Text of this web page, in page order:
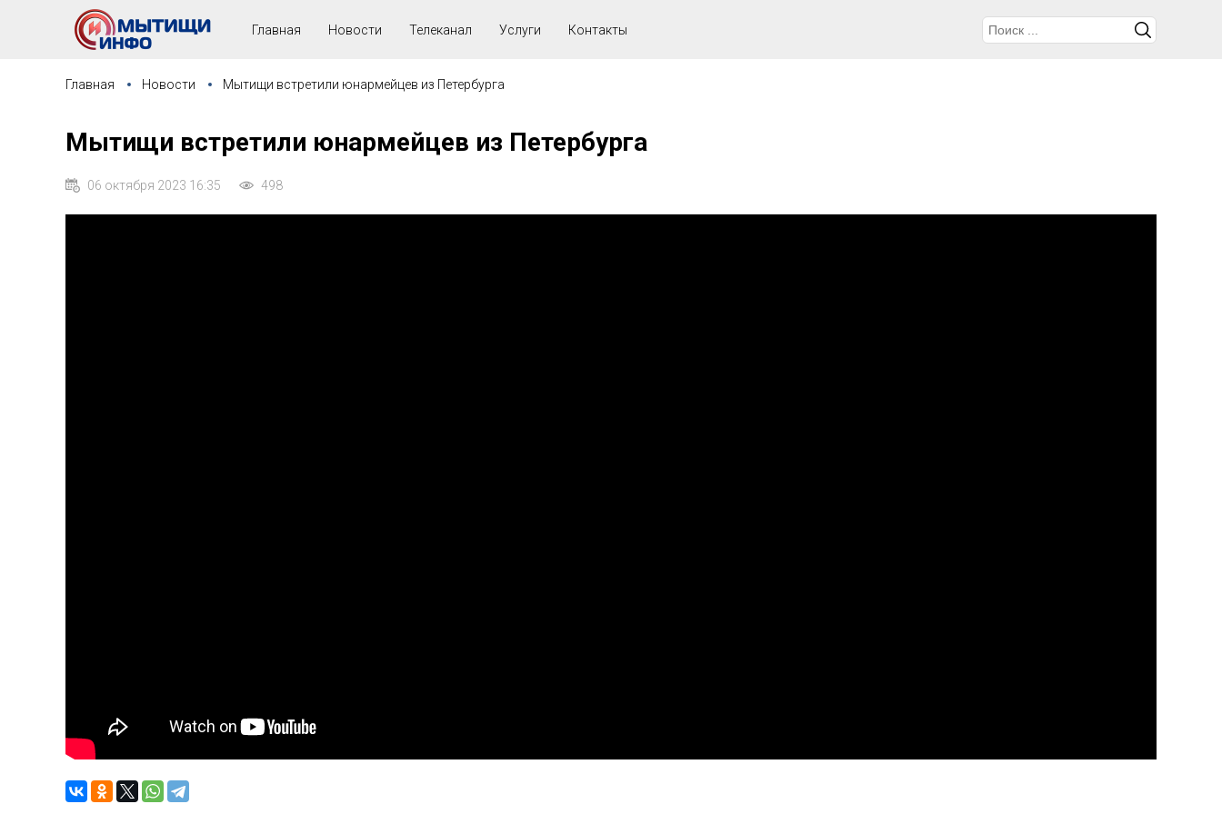
Главная Новости Телеканал Услуги Контакты
Главная Новости Мытищи встретили юнармейцев из Петербурга
Мытищи встретили юнармейцев из Петербурга
06 октября 2023 16:35 498